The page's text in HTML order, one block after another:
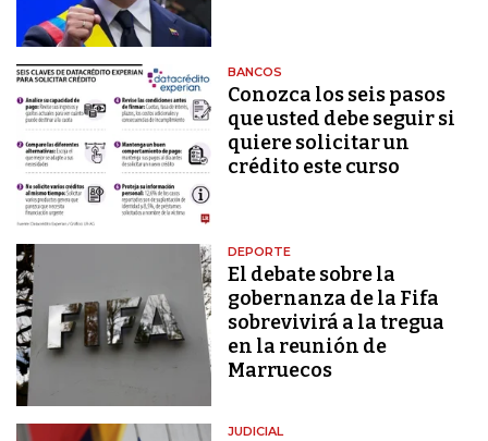
BANCOS
Conozca los seis pasos
que usted debe seguir si
quiere solicitar un
crédito este curso
DEPORTE
El debate sobre la
gobernanza de la Fifa
sobrevivirá a la tregua
en la reunión de
Marruecos
JUDICIAL